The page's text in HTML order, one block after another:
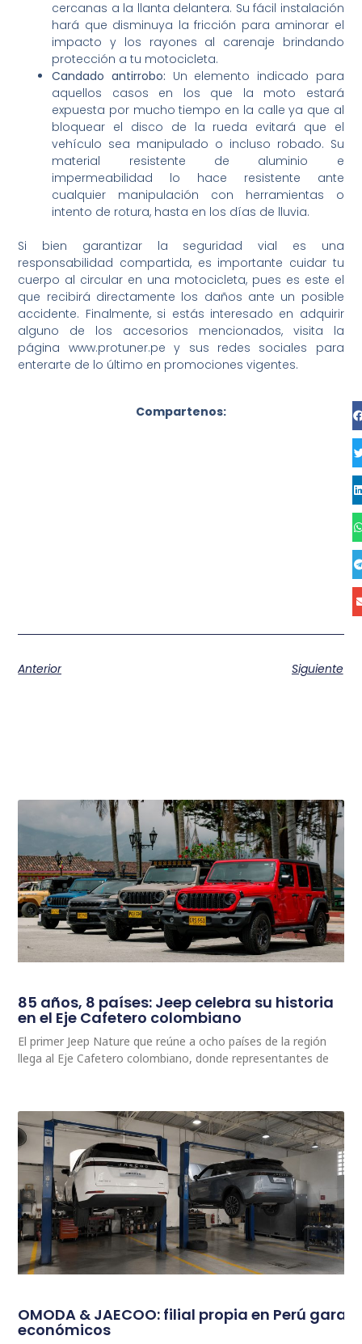
cercanas a la llanta delantera. Su fácil instalación
hará que disminuya la fricción para aminorar el
impacto y los rayones al carenaje brindando
protección a tu motocicleta.
Candado antirrobo: Un elemento indicado para
aquellos casos en los que la moto estará
expuesta por mucho tiempo en la calle ya que al
bloquear el disco de la rueda evitará que el
vehículo sea manipulado o incluso robado. Su
material resistente de aluminio e
impermeabilidad lo hace resistente ante
cualquier manipulación con herramientas o
intento de rotura, hasta en los días de lluvia.
Si bien garantizar la seguridad vial es una
responsabilidad compartida, es importante cuidar tu
cuerpo al circular en una motocicleta, pues es este el
que recibirá directamente los daños ante un posible
accidente. Finalmente, si estás interesado en adquirir
alguno de los accesorios mencionados, visita la
página www.protuner.pe y sus redes sociales para
enterarte de lo último en promociones vigentes.
Compartenos:
Anterior Siguiente
85 años, 8 países: Jeep celebra su historia
en el Eje Cafetero colombiano
El primer Jeep Nature que reúne a ocho países de la región
llega al Eje Cafetero colombiano, donde representantes de
OMODA & JAECOO: filial propia en Perú
económicos